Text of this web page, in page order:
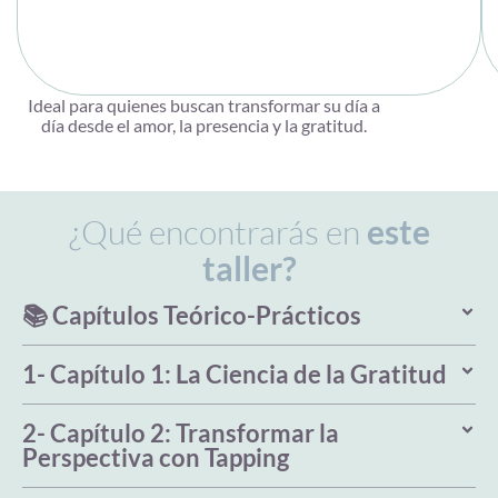
Ideal para quienes buscan transformar su día a
día desde el amor, la presencia y la gratitud.
¿Qué encontrarás en este
taller?
📚 Capítulos Teórico-Prácticos
1- Capítulo 1: La Ciencia de la Gratitud
2- Capítulo 2: Transformar la
Perspectiva con Tapping